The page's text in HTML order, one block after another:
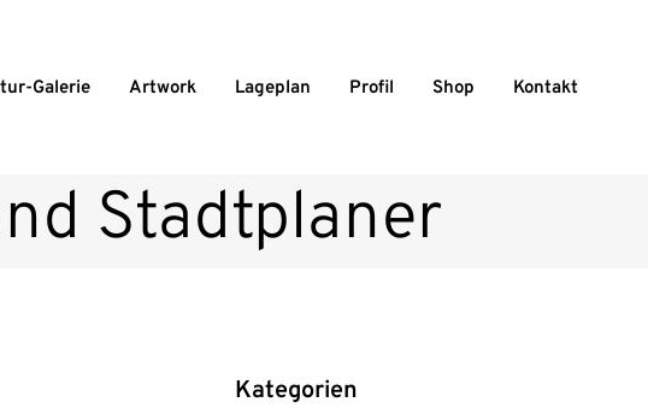
Galerie Artwork Lageplan Profil Shop Kontakt
Stadtplaner
Kategorien